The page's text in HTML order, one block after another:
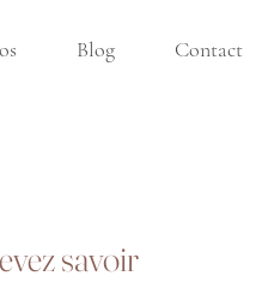
Blog Contact
savoir